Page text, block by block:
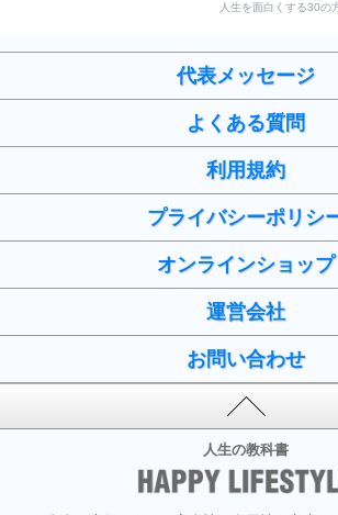
人生を面白くする30の
代表メッセージ
よくある質問
利用規約
プライバシーポリシ
オンラインショップ
運営会社
お問い合わせ
人生の教科書